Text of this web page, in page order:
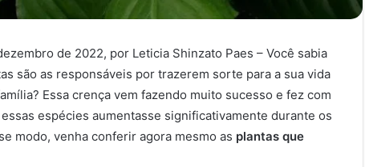
de 2022, por Leticia Shinzato Paes – Você sabia
são as responsáveis por trazerem sorte para a sua vida
Essa crença vem fazendo muito sucesso e fez com
espécies aumentasse significativamente durante os
modo, venha conferir agora mesmo as plantas que